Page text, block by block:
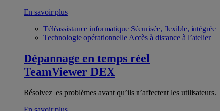
En savoir plus
Téléassistance informatique Sécurisée, flexible, intégrée
Technologie opérationnelle Accès à distance à l’atelier
Dépannage en temps réel
TeamViewer DEX
Résolvez les problèmes avant qu’ils n’affectent les utilisateurs.
En savoir plus